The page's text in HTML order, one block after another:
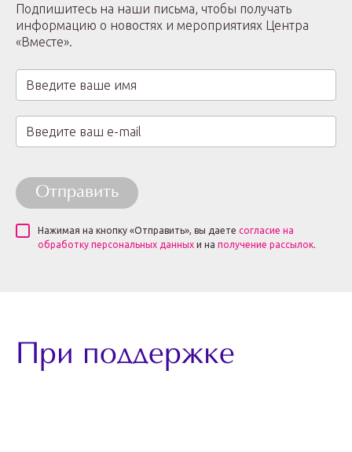
Подпишитесь на наши письма, чтобы получать
информацию о новостях и мероприятиях Центра
«Вместе».
Отправить
Нажимая на кнопку «Отправить», вы даете согласие на
обработку персональных данных и на получение рассылок.
При поддержке